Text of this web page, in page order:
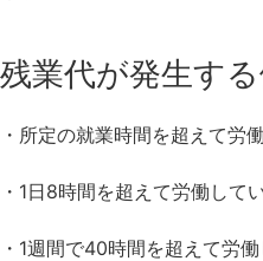
残業代が発生す
・所定の就業時間を超えて労
・1日8時間を超えて労働して
・1週間で40時間を超えて労